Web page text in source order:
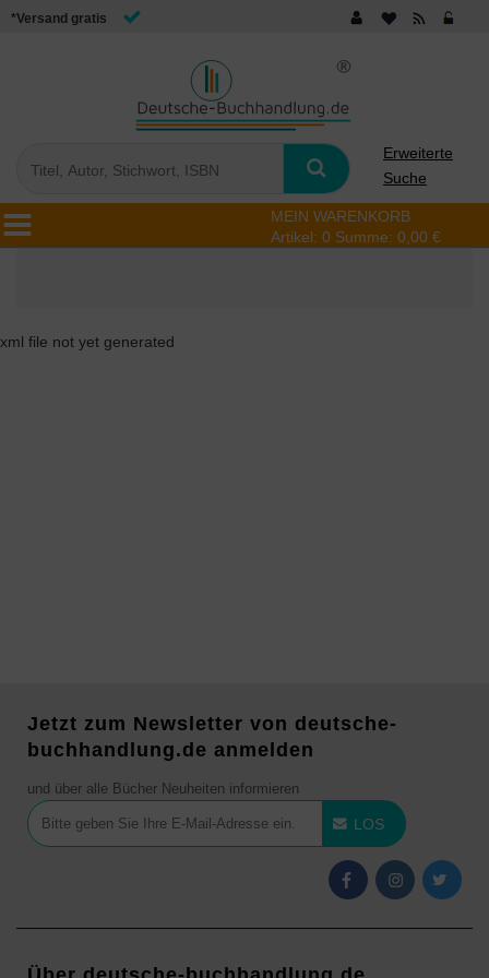
*Versand gratis
Erweiterte
Suche
MEIN WARENKORB
Artikel: 0 Summe: 0,00 €
xml file not yet generated
Jetzt zum Newsletter von deutsche-
buchhandlung.de anmelden
und über alle Bücher Neuheiten informieren
LOS